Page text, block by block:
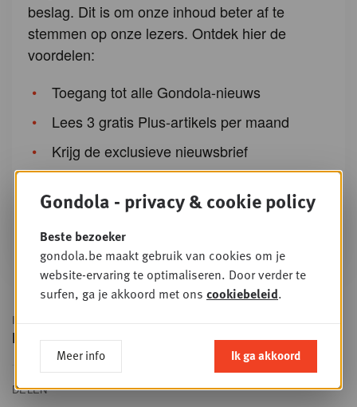
IN DIT ARTIKEL
Retail
DELEN
beslag. Dit is om onze inhoud beter af te
stemmen op onze lezers. Ontdek hier de
voordelen:
Toegang tot alle Gondola-nieuws
Lees 3 gratis Plus-artikels per maand
Krijg de exclusieve nieuwsbrief
opleidingen van Gondola Academy en
Gondola - privacy & cookie policy
Beste bezoeker
gondola.be maakt gebruik van cookies om je
website-ervaring te optimaliseren. Door verder te
surfen, ga je akkoord met ons cookiebeleid.
Meer info Ik ga akkoord